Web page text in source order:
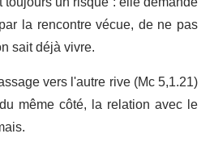
la rencontre vécue, de ne pas
sait déjà vivre.
vers l'autre rive (Mc 5,1.21)
même côté, la relation avec le